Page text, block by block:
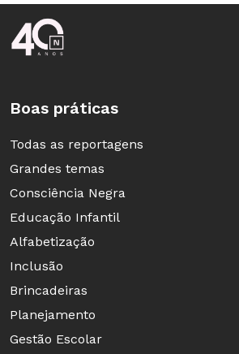
Fonte: Professores do Brasil: Novos
Rodapé da Nova Escola
Boas práticas
Todas as reportagens
Grandes temas
Consciência Negra
Educação Infantil
Alfabetização
Inclusão
Brincadeiras
Planejamento
Gestão Escolar